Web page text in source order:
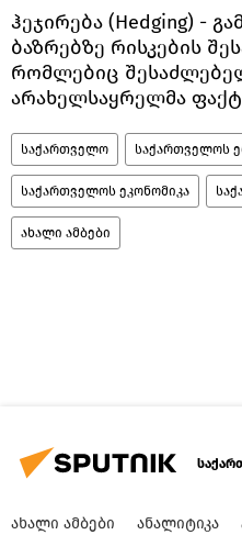
ჰეჯირება (Hedging) -
ბაზრებზე რისკების
რომლებიც
არახელსაყრელმა
საქართველო საქართველოს
საქართველოს ეკონომიკა
ახალი ამბები
ᲐᲮᲐᲚᲘ ᲐᲛᲑᲔᲑᲘ ᲐᲜᲐᲚᲘᲢᲘᲙᲐ